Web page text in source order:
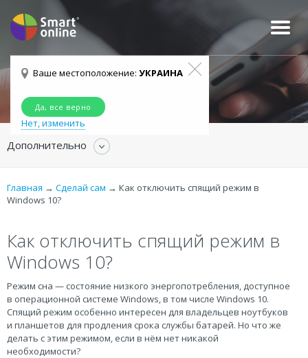
УКРАИНА
Ваше местоположение: УКРАИНА
Да, все верно
Нет, изменить
НАША КОМАНДА
ОТЗЫВЫ КЛИЕНТОВ
АБОНЕНТСКОЕ ОБСЛУЖИВАНИЕ
Сделай сам
Дополнительно
Главная → Сделай сам → Как отключить спящий режим в
Windows 10?
Как отключить спящий режим в
Windows 10?
Режим сна — состояние низкого энергопотребления, доступное
в операционной системе Windows, в том числе Windows 10.
Спящий режим особенно интересен для владельцев ноутбуков
и планшетов для продления срока службы батарей. Но что же
делать с этим режимом, если в нём нет никакой
необходимости?